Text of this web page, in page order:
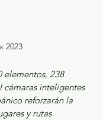
2023
elementos, 238
cámaras inteligentes
reforzarán la
y rutas